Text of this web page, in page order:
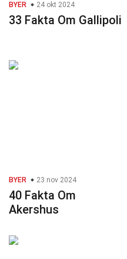
BYER 24 okt 2024
33 Fakta Om Gallipoli
BYER 23 nov 2024
40 Fakta Om
Akershus